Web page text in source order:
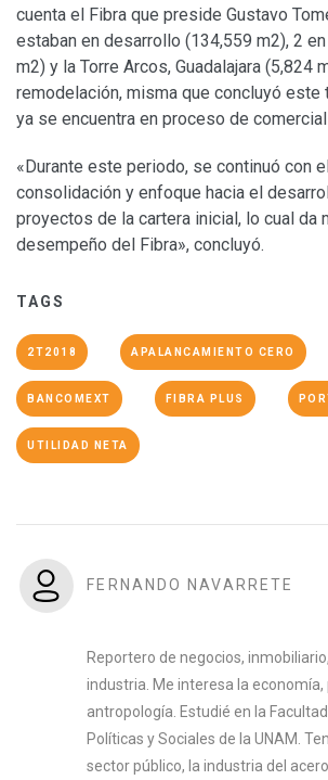
cuenta el Fibra que preside Gustavo
estaban en desarrollo (134,559 m2), 2
m2) y la Torre Arcos, Guadalajara (5,824
remodelación, misma que concluyó este
ya se encuentra en proceso de
«Durante este periodo, se continuó con
consolidación y enfoque hacia el
proyectos de la cartera inicial, lo cual da
desempeño del Fibra», concluyó.
TAGS
2T2018 APALANCAMIENTO CERO
BANCOMEXT FIBRA PLUS
UTILIDAD NETA
FERNANDO NAVARRETE
Reportero de negocios,
industria. Me interesa la
antropología. Estudié en la
Políticas y Sociales de la UNAM.
sector público, la industria del